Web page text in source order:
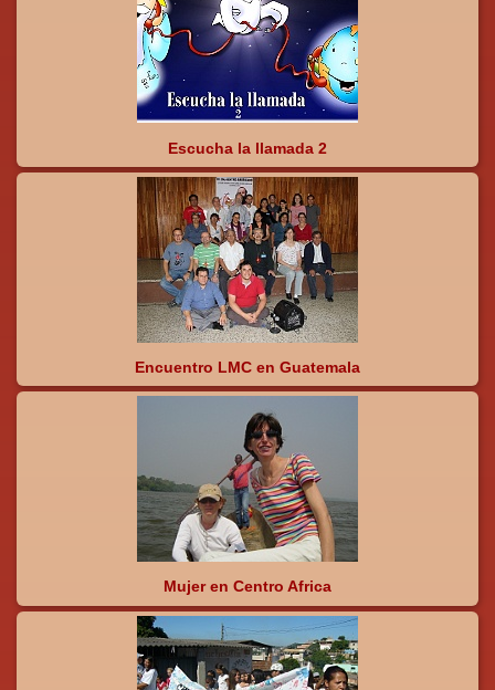
Escucha la llamada 2
Encuentro LMC en Guatemala
Mujer en Centro Africa